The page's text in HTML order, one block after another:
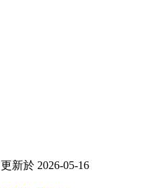
更新於 2026-05-16